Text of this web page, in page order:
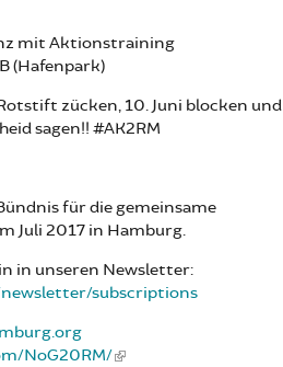
mit Aktionstraining
(Hafenpark)
zücken, 10. Juni blocken und
sagen!! #AK2RM
für die gemeinsame
Juli 2017 in Hamburg.
in unseren Newsletter:
subscriptions
NoG20RM/